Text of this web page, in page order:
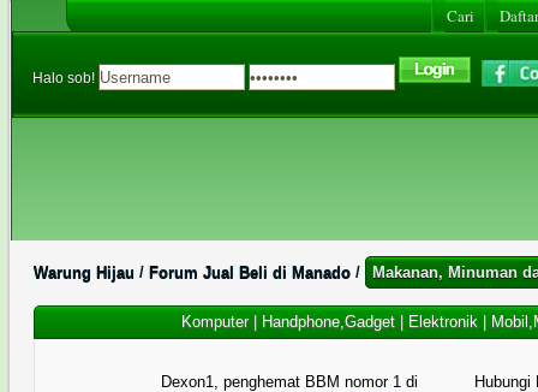
Cari
Halo sob!
Warung Hijau / Forum Jual Beli di Manado / Makanan, Minuman
Komputer| Handphone,Gadget| Elektronik|
Dexon1, penghemat BBM nomor 1 di
Hubungi